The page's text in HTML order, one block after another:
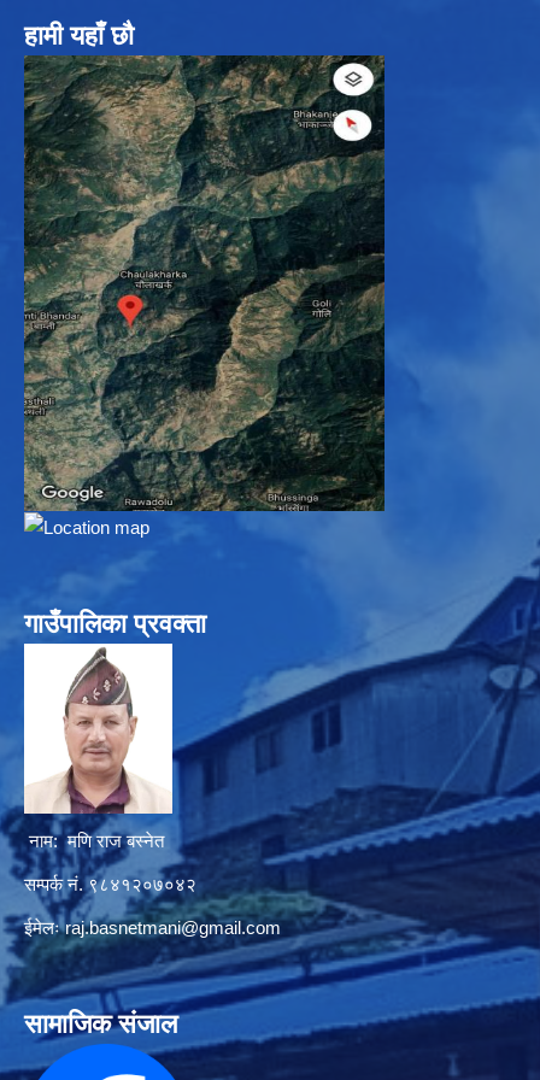
हामी यहाँ छौ
गाउँपालिका प्रवक्ता
नाम: मणि राज बस्नेत
सम्पर्क नं. ९८४१२०७०४२
ईमेलःraj.basnetmani@gmail.com
सामाजिक संजाल